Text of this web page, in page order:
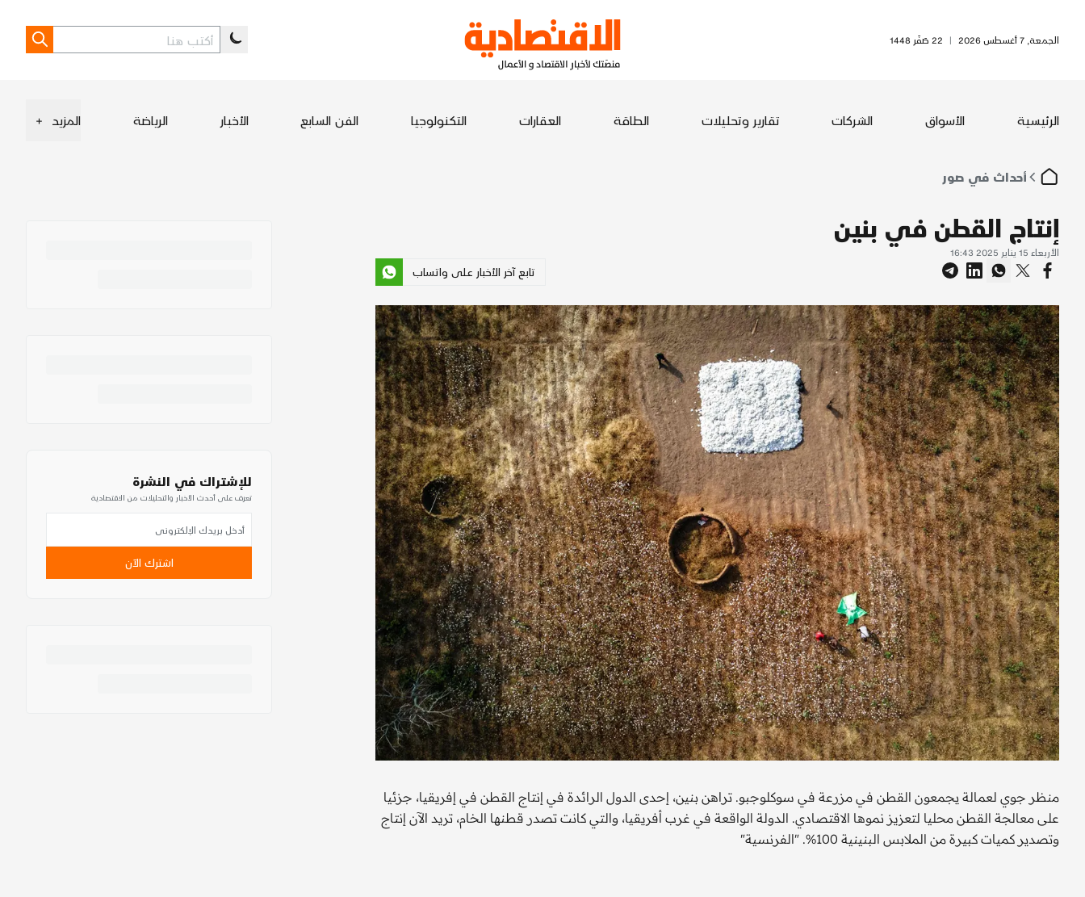
الجمعة, 7 أغسطس 2026 | 22 صَفَر 1448
الرئيسية الأسواق الشركات تقارير وتحليلات الطاقة العقارات التكنولوجيا الفن السابع الأخبار الرياضة المزيد +
أحداث في صور
إنتاج القطن في بنين
الأربعاء 15 يناير 2025 16:43
تابع آخر الأخبار على واتساب
منظر جوي لعمالة يجمعون القطن في مزرعة في سوكلوجبو. تراهن بنين، إحدى الدول الرائدة في إنتاج القطن في إفريقيا، جزئيا
على معالجة القطن محليا لتعزيز نموها الاقتصادي. الدولة الواقعة في غرب أفريقيا، والتي كانت تصدر قطنها الخام، تريد الآن إنتاج
وتصدير كميات كبيرة من الملابس البنينية 100%. "الفرنسية"
للإشتراك في النشرة
تعرف على أحدث الأخبار والتحليلات من الاقتصادية
اشترك الآن